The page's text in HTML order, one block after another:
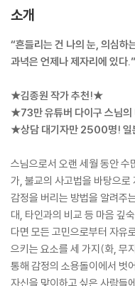
소개
“흔들리는 건 나의 눈, 의심하
과녁은 언제나 제자리에 있다.”
★김종원 작가 추천!★
★73만 유튜버 다이구 스님
★상담 대기자만 2500명! 일
스님으로서 오랜 세월 동안
가, 불교의 사고법을 바탕으로
감정을 버리는 방법을 알려주
대, 타인과의 비교 등 마음 깊
다면 모든 고민으로부터 자유
으키는 요소를 세 가지(화, 무
통해 감정의 소용돌이에서 벗
자신을 맞이하고 싶은 사람들